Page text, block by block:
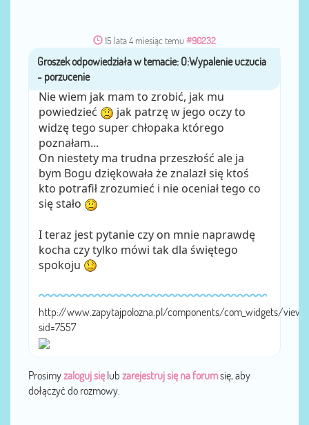
15 lata 4 miesiąc temu #90232
przez Groszek
Nie wiem jak mam to zrobić, jak mu
powiedzieć
jak patrzę w jego oczy to
widzę tego super chłopaka którego
poznałam...
On niestety ma trudna przeszłość ale ja
bym Bogu dziękowała że znalazł się ktoś
kto potrafił zrozumieć i nie oceniał tego co
się stało
I teraz jest pytanie czy on mnie naprawdę
kocha czy tylko mówi tak dla świętego
spokoju
http://www.zapytajpolozna.pl/components/com_widgets/
sid=7557
Prosimyzaloguj sięlub zarejestruj się na forumsię, aby
dołączyć do rozmowy.